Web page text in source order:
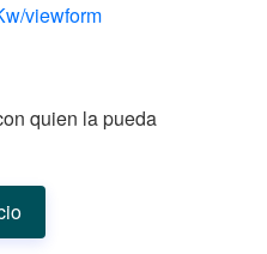
viewform
quien la pueda